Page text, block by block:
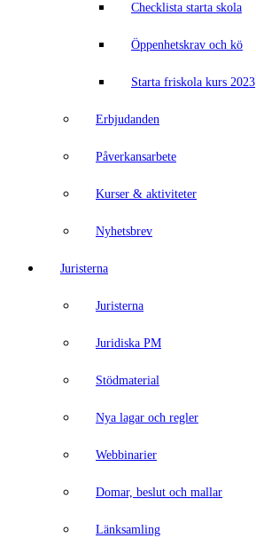
Checklista starta skola
Öppenhetskrav och kö
Starta friskola kurs 2023
Erbjudanden
Påverkansarbete
Kurser & aktiviteter
Nyhetsbrev
Juristerna
Juristerna
Juridiska PM
Stödmaterial
Nya lagar och regler
Webbinarier
Domar, beslut och mallar
Länksamling